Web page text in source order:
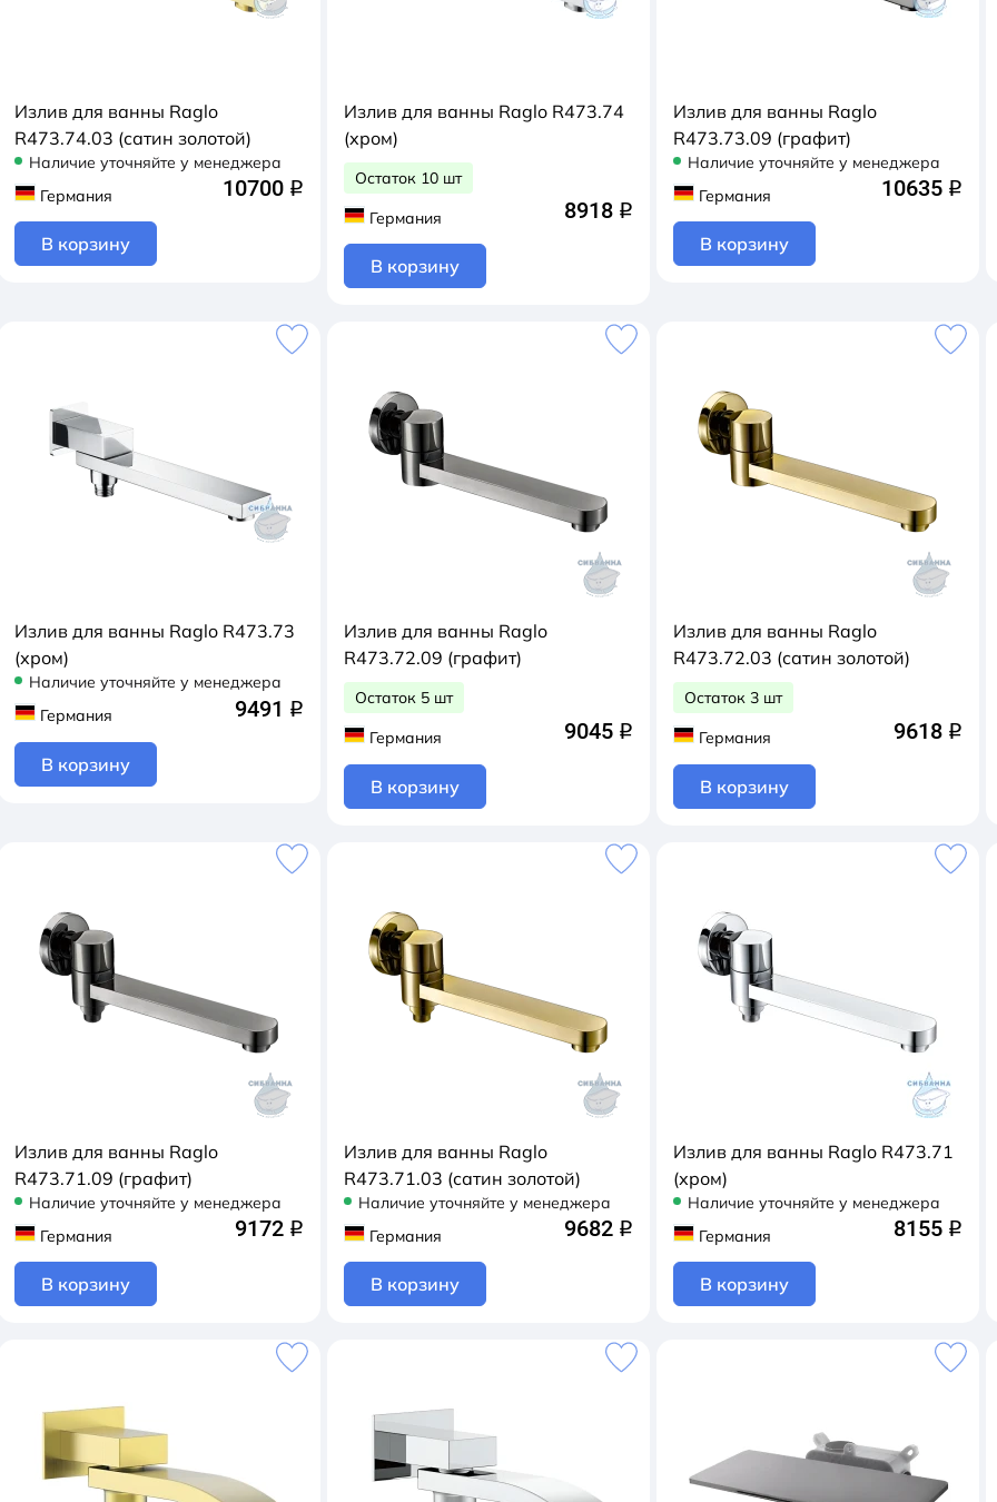
Излив для ванны Raglo
R473.74.03 (сатин золотой)
Наличие уточняйте у менеджера
Германия
10700 q
В корзину
Излив для ванны Raglo R473.74
(хром)
Остаток 10 шт
Германия
8918 q
В корзину
Излив для ванны Raglo
R473.73.09 (графит)
Наличие уточняйте у менеджера
Германия
10635 q
В корзину
Излив для ванны Raglo R473.73
(хром)
Наличие уточняйте у менеджера
Германия
9491 q
В корзину
Излив для ванны Raglo
R473.72.09 (графит)
Остаток 5 шт
Германия
9045 q
В корзину
Излив для ванны Raglo
R473.72.03 (сатин золотой)
Остаток 3 шт
Германия
9618 q
В корзину
Излив для ванны Raglo
R473.71.09 (графит)
Наличие уточняйте у менеджера
Германия
9172 q
В корзину
Излив для ванны Raglo
R473.71.03 (сатин золотой)
Наличие уточняйте у менеджера
Германия
9682 q
В корзину
Излив для ванны Raglo R473.71
(хром)
Наличие уточняйте у менеджера
Германия
8155 q
В корзину